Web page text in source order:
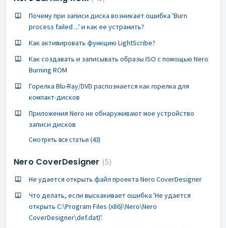
Почему при записи диска возникает ошибка 'Burn
process failed ...' и как ее устранить?
Как активировать функцию LightScribe?
Как создавать и записывать образы ISO с помощью Nero
Burning ROM
Горелка Blu-Ray/DVD распознается как горелка для
компакт-дисков
Приложения Nero не обнаруживают мое устройство
записи дисков
Смотреть все статьи (43)
Nero CoverDesigner 5
Не удается открыть файл проекта Nero CoverDesigner
Что делать, если выскакивает ошибка 'Не удается
открыть C:\Program Files (x86)\Nero\Nero
CoverDesigner\def.dat)'.